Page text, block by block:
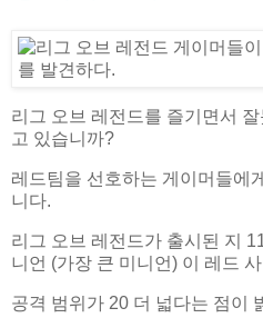
리그 오브 레전드를 즐기면서
고 있습니까?
레드팀을 선호하는 게이머들에
니다.
리그 오브 레전드가 출시된 지
니언 (가장 큰 미니언) 이 레드
공격 범위가 20 더 넓다는 점이